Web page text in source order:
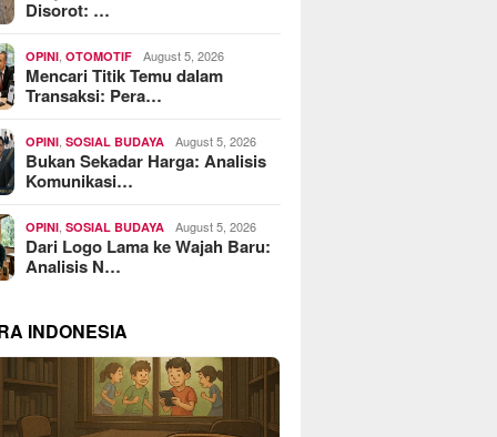
Disorot: …
OPINI ,OTOMOTIF August 5, 2026
Mencari Titik Temu dalam
Transaksi: Pera…
OPINI ,SOSIAL BUDAYA August 5, 2026
Bukan Sekadar Harga: Analisis
Komunikasi…
OPINI ,SOSIAL BUDAYA August 5, 2026
Dari Logo Lama ke Wajah Baru:
Analisis N…
INDONESIA